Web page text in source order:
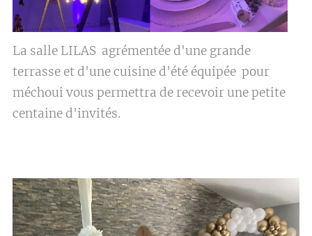
La salle LILAS agrémentée d'une grande
terrasse et d'une cuisine d'été équipée pour
méchoui vous permettra de recevoir une petite
centaine d'invités.